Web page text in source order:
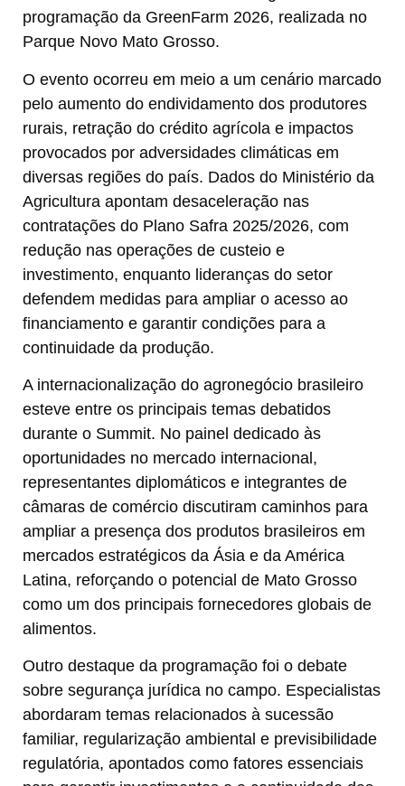
programação da GreenFarm 2026, realizada no
Parque Novo Mato Grosso.
O evento ocorreu em meio a um cenário marcado
pelo aumento do endividamento dos produtores
rurais, retração do crédito agrícola e impactos
provocados por adversidades climáticas em
diversas regiões do país. Dados do Ministério da
Agricultura apontam desaceleração nas
contratações do Plano Safra 2025/2026, com
redução nas operações de custeio e
investimento, enquanto lideranças do setor
defendem medidas para ampliar o acesso ao
financiamento e garantir condições para a
continuidade da produção.
A internacionalização do agronegócio brasileiro
esteve entre os principais temas debatidos
durante o Summit. No painel dedicado às
oportunidades no mercado internacional,
representantes diplomáticos e integrantes de
câmaras de comércio discutiram caminhos para
ampliar a presença dos produtos brasileiros em
mercados estratégicos da Ásia e da América
Latina, reforçando o potencial de Mato Grosso
como um dos principais fornecedores globais de
alimentos.
Outro destaque da programação foi o debate
sobre segurança jurídica no campo. Especialistas
abordaram temas relacionados à sucessão
familiar, regularização ambiental e previsibilidade
regulatória, apontados como fatores essenciais